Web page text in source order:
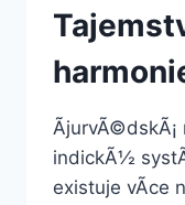
indickÃ½
existuje vÃ­ce